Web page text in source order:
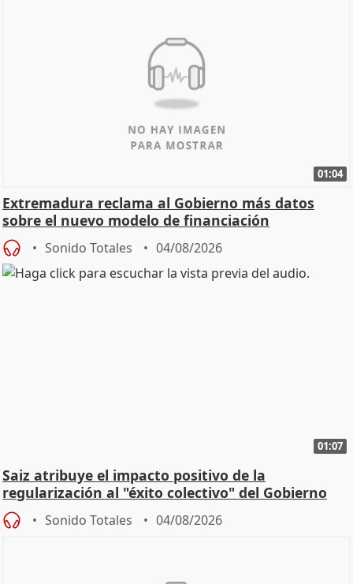
01:04
Extremadura reclama al Gobierno más datos
sobre el nuevo modelo de financiación
Sonido Totales 04/08/2026
01:07
Saiz atribuye el impacto positivo de la
regularización al "éxito colectivo" del Gobierno
Sonido Totales 04/08/2026